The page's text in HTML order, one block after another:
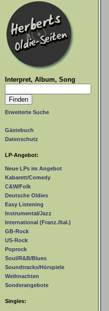
Interpret, Album, Song
Erweiterte Suche
Gästebuch
Datenschutz
LP-Angebot:
Neue LPs im Angebot
Kabarett/Comedy
C&W/Folk
Deutsche Oldies
Easy Listening
Instrumental/Jazz
International (Franz./Ital.)
GB-Rock
US-Rock
Poprock
Soul/R&B/Blues
Soundtracks/Hörspiele
Weihnachten
Sonderangebote
Singles: